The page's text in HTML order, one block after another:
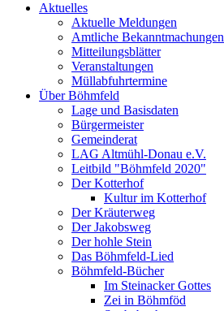
Aktuelles
Aktuelle Meldungen
Amtliche Bekanntmachungen
Mitteilungsblätter
Veranstaltungen
Müllabfuhrtermine
Über Böhmfeld
Lage und Basisdaten
Bürgermeister
Gemeinderat
LAG Altmühl-Donau e.V.
Leitbild "Böhmfeld 2020"
Der Kotterhof
Kultur im Kotterhof
Der Kräuterweg
Der Jakobsweg
Der hohle Stein
Das Böhmfeld-Lied
Böhmfeld-Bücher
Im Steinacker Gottes
Zei in Böhmföd